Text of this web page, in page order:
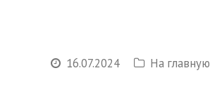
16.07.2024 На главную